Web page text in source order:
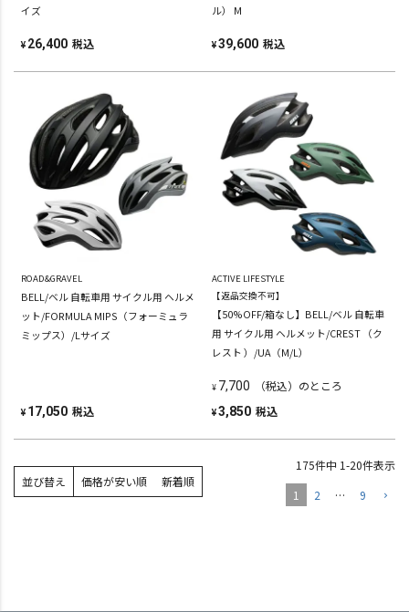
イズ
¥ 26,400 税込
ル） M
¥39,600 税込
ROAD&GRAVEL
BELL/ベル 自転車用 サイクル用 ヘルメ
ット/FORMULA MIPS（フォーミュラ
ミップス）/Lサイズ
¥ 17,050 税込
ACTIVE LIFESTYLE
【返品交換不可】
【50%OFF/箱なし】BELL/ベル 自転車
用 サイクル用 ヘルメット/CREST （ク
レスト ）/UA（M/L）
¥ 7,700 （税込）のところ
¥3,850 税込
並び替え 価格が安い順 新着順
175件中 1-20件表示
1
2 … 9